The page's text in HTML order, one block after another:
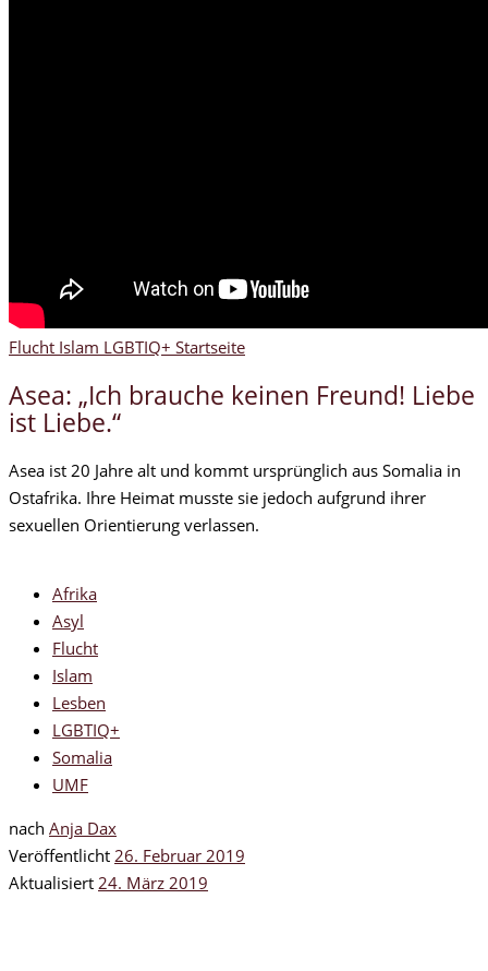
Flucht Islam LGBTIQ+ Startseite
Asea: „Ich brauche keinen Freund! Liebe
ist Liebe.“
Asea ist 20 Jahre alt und kommt ursprünglich aus Somalia in
Ostafrika. Ihre Heimat musste sie jedoch aufgrund ihrer
sexuellen Orientierung verlassen.
Afrika
Asyl
Flucht
Islam
Lesben
LGBTIQ+
Somalia
UMF
nach Anja Dax
Veröffentlicht 26. Februar 2019
Aktualisiert 24. März 2019